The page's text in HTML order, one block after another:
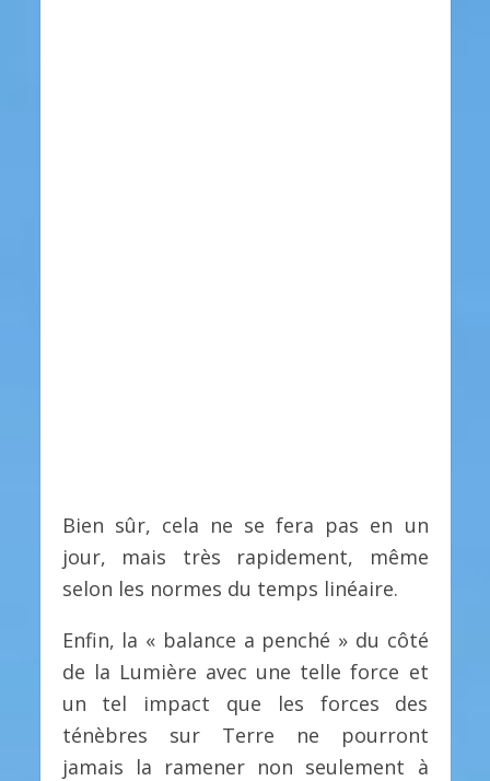
Bien sûr, cela ne se fera pas en un
jour, mais très rapidement, même
selon les normes du temps linéaire.
Enfin, la « balance a penché » du côté
de la Lumière avec une telle force et
un tel impact que les forces des
ténèbres sur Terre ne pourront
jamais la ramener non seulement à